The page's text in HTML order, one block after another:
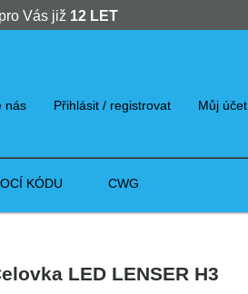
Vás již 12 LET
nás Přihlásit / registrovat Můj účet
KÓDU CWG
LED LENSER H3